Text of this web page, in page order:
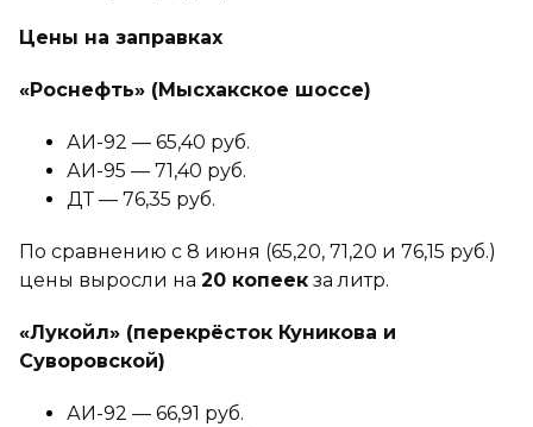
Цены на заправках
«Роснефть» (Мысхакское шоссе)
АИ-92 — 65,40 руб.
АИ-95 — 71,40 руб.
ДТ — 76,35 руб.
По сравнению с 8 июня (65,20, 71,20 и 76,15 руб.)
цены выросли на 20 копеек за литр.
«Лукойл» (перекрёсток Куникова и
Суворовской)
АИ-92 — 66,91 руб.